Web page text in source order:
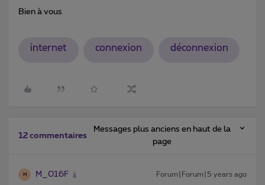
Bien à vous
internet connexion déconnexion
12 commentaires
Messages plus anciens en haut de la
page
M M_016F Forum|Forum|5 years ago